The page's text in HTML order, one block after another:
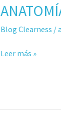
Blog Clearness /
MAL-
BIEN-
ESTAR
Leer más »